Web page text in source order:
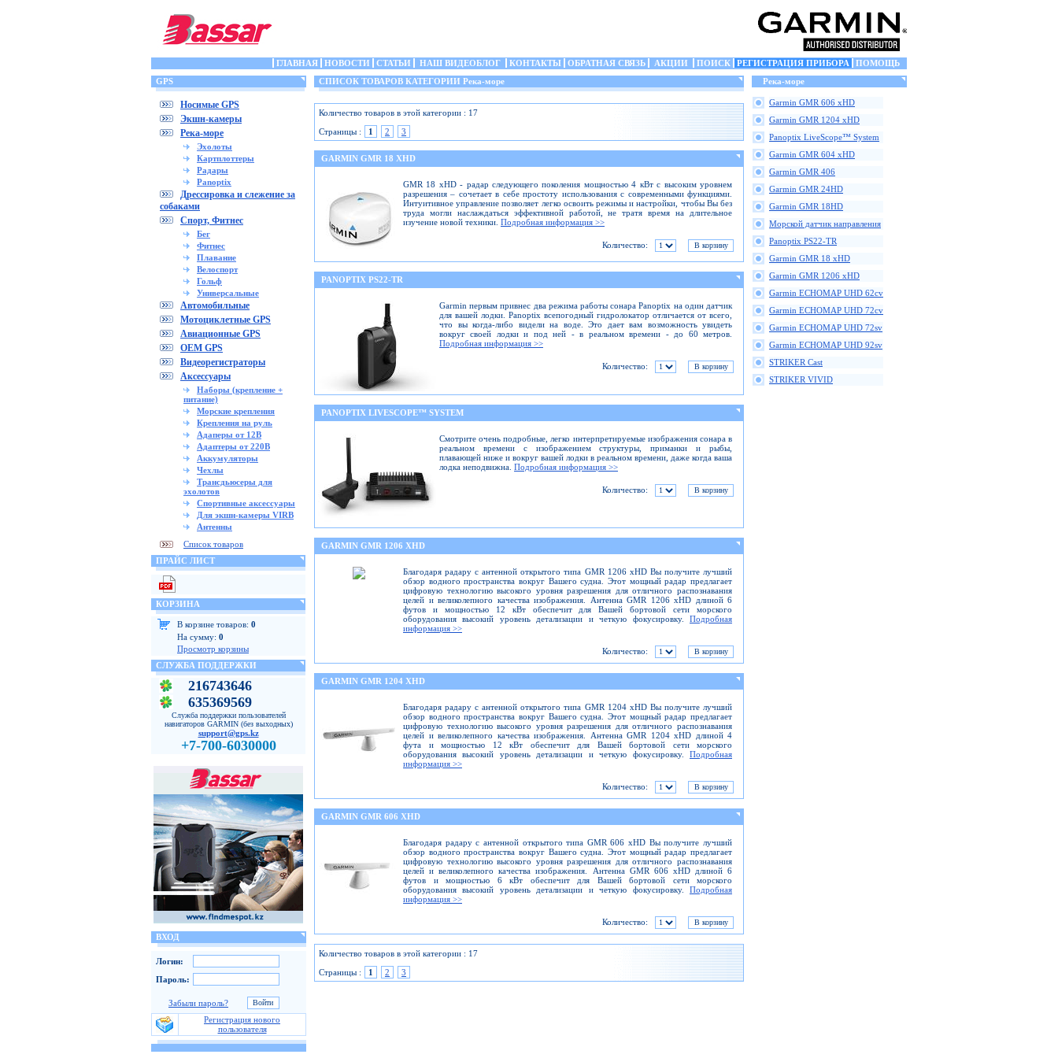
ГЛАВНАЯ НОВОСТИ СТАТЬИ НАШ ВИДЕОБЛОГ КОНТАКТЫ ОБРАТНАЯ СВЯЗЬ АКЦИИ ПОИСК РЕГИСТРАЦИЯ ПРИБОРА
ПОМОЩЬ
GPS
Носимые GPS
Экшн-камеры
Река-море
Эхолоты
Картплоттеры
Радары
Panoptix
Дрессировка и слежение за
собаками
Спорт, Фитнес
Бег
Фитнес
Плавание
Велоспорт
Гольф
Универсальные
Автомобильные
Мотоциклетные GPS
Авиационные GPS
OEM GPS
Видеорегистраторы
Аксессуары
Наборы (крепление +
питание)
Морские крепления
Крепления на руль
Адаперы от 12В
Адаптеры от 220В
Аккумуляторы
Чехлы
Трансдьюсеры для
эхолотов
Спортивные аксессуары
Для экшн-камеры VIRB
Антенны
Список товаров
ПРАЙС ЛИСТ
КОРЗИНА
В корзине товаров: 0
На сумму: 0
Просмотр корзины
СЛУЖБА ПОДДЕРЖКИ
216743646
635369569
Служба поддержки пользователей
навигаторов GARMIN (без выходных)
support@gps.kz
+7-700-6030000
ВХОД
Логин:
Пароль:
Забыли пароль?
Регистрация нового
пользователя
СПИСОК ТОВАРОВ КАТЕГОРИИ Река-море
Количество товаров в этой категории : 17
Страницы :
1 2 3
GARMIN GMR 18 XHD
GMR 18 xHD - радар следующего поколения мощностью 4 кВт с высоким уровнем
разрешения – сочетает в себе простоту использования с современными функциями.
Интуитивное управление позволяет легко освоить режимы и настройки, чтобы Вы без
труда могли наслаждаться эффективной работой, не тратя время на длительное
изучение новой техники. Подробная информация >>
Количество:
PANOPTIX PS22-TR
Garmin первым привнес два режима работы сонара Panoptix на один датчик
для вашей лодки. Panoptix всепогодный гидролокатор отличается от всего,
что вы когда-либо видели на воде. Это дает вам возможность увидеть
вокруг своей лодки и под ней - в реальном времени - до 60 метров.
Подробная информация >>
Количество:
PANOPTIX LIVESCOPE™ SYSTEM
Смотрите очень подробные, легко интерпретируемые изображения сонара в
реальном времени с изображением структуры, приманки и рыбы,
плавающей ниже и вокруг вашей лодки в реальном времени, даже когда ваша
лодка неподвижна. Подробная информация >>
Количество:
GARMIN GMR 1206 XHD
Благодаря радару с антенной открытого типа GMR 1206 xHD Вы получите лучший
обзор водного пространства вокруг Вашего судна. Этот мощный радар предлагает
цифровую технологию высокого уровня разрешения для отличного распознавания
целей и великолепного качества изображения. Антенна GMR 1206 xHD длиной 6
футов и мощностью 12 кВт обеспечит для Вашей бортовой сети морского
оборудования высокий уровень детализации и четкую фокусировку. Подробная
информация >>
Количество:
GARMIN GMR 1204 XHD
Благодаря радару с антенной открытого типа GMR 1204 xHD Вы получите лучший
обзор водного пространства вокруг Вашего судна. Этот мощный радар предлагает
цифровую технологию высокого уровня разрешения для отличного распознавания
целей и великолепного качества изображения. Антенна GMR 1204 xHD длиной 4
фута и мощностью 12 кВт обеспечит для Вашей бортовой сети морского
оборудования высокий уровень детализации и четкую фокусировку. Подробная
информация >>
Количество:
GARMIN GMR 606 XHD
Благодаря радару с антенной открытого типа GMR 606 xHD Вы получите лучший
обзор водного пространства вокруг Вашего судна. Этот мощный радар предлагает
цифровую технологию высокого уровня разрешения для отличного распознавания
целей и великолепного качества изображения. Антенна GMR 606 xHD длиной 6
футов и мощностью 6 кВт обеспечит для Вашей бортовой сети морского
оборудования высокий уровень детализации и четкую фокусировку. Подробная
информация >>
Количество:
Количество товаров в этой категории : 17
Страницы :
1 2 3
Река-море
Garmin GMR 606 xHD
Garmin GMR 1204 xHD
Panoptix LiveScope™ System
Garmin GMR 604 xHD
Garmin GMR 406
Garmin GMR 24HD
Garmin GMR 18HD
Морской датчик направления
Panoptix PS22-TR
Garmin GMR 18 xHD
Garmin GMR 1206 xHD
Garmin ECHOMAP UHD 62cv
Garmin ECHOMAP UHD 72cv
Garmin ECHOMAP UHD 72sv
Garmin ECHOMAP UHD 92sv
STRIKER Cast
STRIKER VIVID